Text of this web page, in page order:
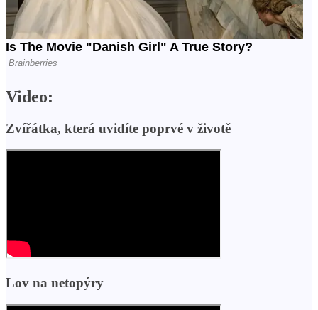
Video:
Zvířátka, která uvidíte poprvé v životě
Lov na netopýry